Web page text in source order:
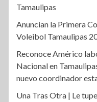
Tamaulipas
Anuncian la Primera
Voleibol Tamaulipas
Reconoce Américo
Nacional en
nuevo coordinador
Una Tras Otra | Le